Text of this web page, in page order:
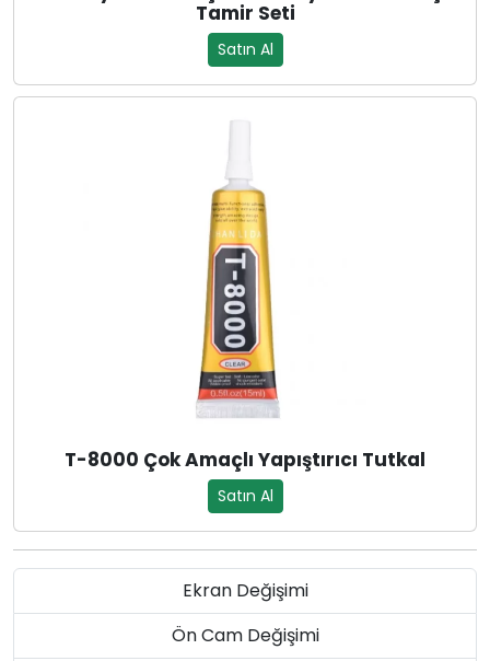
Tamir Seti
Satın Al
T-8000 Çok Amaçlı Yapıştırıcı Tutkal
Satın Al
Ekran Değişimi
Ön Cam Değişimi